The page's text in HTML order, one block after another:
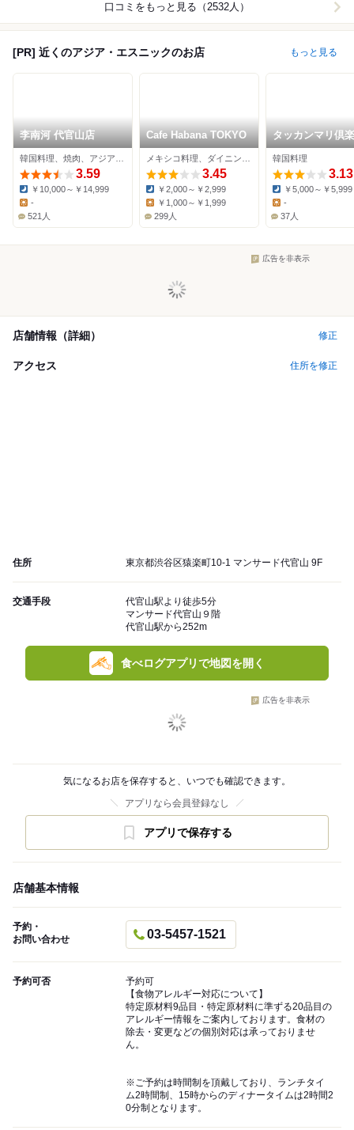
口コミをもっと見る（2532人）
[PR] 近くのアジア・エスニックのお店 もっと見る
李南河 代官山店
3.59
Dinner:
￥10,000～￥14,999
-
521人
Cafe Habana TOKYO
3.45
Dinner:
￥2,000～￥2,999
￥1,000～￥1,999
299人
タッカンマリ倶
代官山店
韓国料理
3.13
Dinner:
￥5,000～￥5,999
Lunch:
-
37人
広告を非表示
店舗情報（詳細） 修正
アクセス 住所を修正
住所 東京都渋谷区猿楽町10-1 マンサード代官山 9F
交通手段
代官山駅より徒歩5分
マンサード代官山９階
代官山駅から252m
食べログアプリで地図を開く
広告を非表示
気になるお店を保存すると、いつでも確認できます。
アプリなら会員登録なし
アプリで保存する
店舗基本情報
予約・
お問い合わせ
03-5457-1521
予約可否
予約可
【食物アレルギー対応について】
特定原材料9品目・特定原材料に準ずる20品目の
アレルギー情報をご案内しております。食材の
除去・変更などの個別対応は承っておりませ
ん。
※ご予約は時間制を頂戴しており、ランチタイ
ム2時間制、15時からのディナータイムは2時間2
0分制となります。